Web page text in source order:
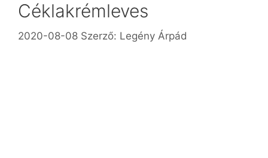
Céklakrémleves
2020-08-08 Szerző: Legény Árpád